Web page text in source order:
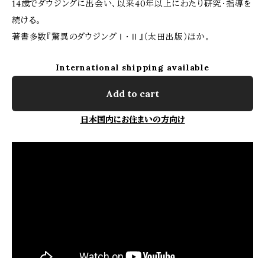
14歳でダウジングに出会い、以来40年以上にわたり研究・指導を
続ける。
著書多数『驚異のダウジングⅠ・Ⅱ』（太田出版）ほか。
International shipping available
Add to cart
日本国内にお住まいの方向け